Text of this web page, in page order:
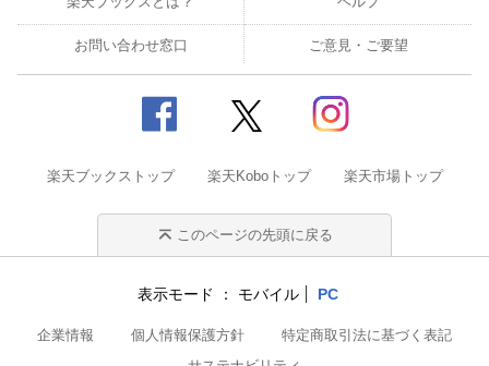
お問い合わせ窓口 ご意見・ご要望
楽天ブックストップ 楽天Koboトップ 楽天市場トップ
このページの先頭に戻る
表示モード モバイル PC
企業情報 個人情報保護方針
特定商取引法に基づく表記